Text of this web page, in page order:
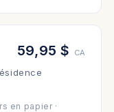
59,95 $ CA
en papier ·